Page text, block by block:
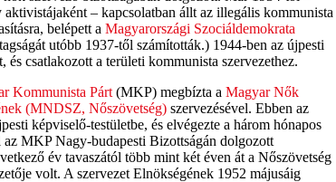
– kapcsolatban állt az illegális kommunista
belépett a Magyarországi Szociáldemokrata
utóbb 1937-től számították.) 1944-ben az újpesti
és csatlakozott a területi kommunista szervezethez.
Kommunista Párt (MKP) megbízta a Magyar Nők
(MNDSZ, Nőszövetség) szervezésével. Ebben az
képviselő-testületbe, és elvégezte a három hónapos
MKP Nagy-budapesti Bizottságán dolgozott
év tavaszától több mint két éven át a Nőszövetség
volt. A szervezet Elnökségének 1952 májusáig